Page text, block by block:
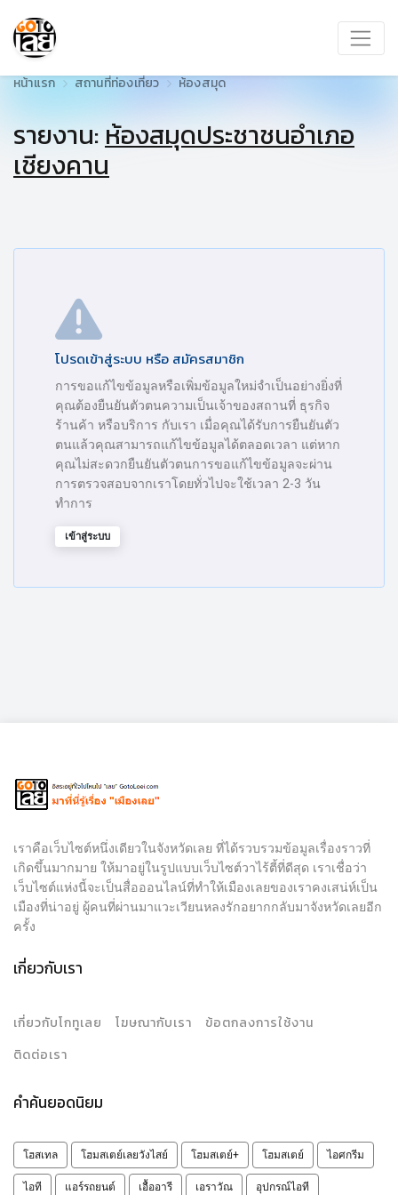
หน้าแรก สถานที่ท่องเที่ยว ห้องสมุด
รายงาน:ห้องสมุดประชาชนอำเภอ
เชียงคาน
โปรดเข้าสู่ระบบ หรือ สมัครสมาชิก
การขอแก้ไขข้อมูลหรือเพิ่มข้อมูลใหม่จำเป็นอย่างยิ่งที่
คุณต้องยืนยันตัวตนความเป็นเจ้าของสถานที่ ธุรกิจ
ร้านค้า หรือบริการ กับเรา เมื่อคุณได้รับการยืนยันตัว
ตนแล้วคุณสามารถแก้ไขข้อมูลได้ตลอดเวลา แต่หาก
คุณไม่สะดวกยืนยันตัวตนการขอแก้ไขข้อมูลจะผ่าน
การตรวจสอบจากเราโดยทั่วไปจะใช้เวลา 2-3 วัน
ทำการ
เข้าสู่ระบบ
เราคือเว็บไซต์หนึ่งเดียวในจังหวัดเลย ที่ได้รวบรวมข้อมูลเรื่องราวที่
เกิดขึ้นมากมาย ให้มาอยู่ในรูปแบบเว็บไซต์วาไร้ตี้ที่ดีสุด เราเชื่อว่า
เว็บไซต์แห่งนี้จะเป็นสื่อออนไลน์ที่ทำให้เมืองเลยของเราคงเสน่ห์เป็น
เมืองที่น่าอยู่ ผู้คนที่ผ่านมาแวะเวียนหลงรักอยากกลับมาจังหวัดเลยอีก
ครั้ง
เกี่ยวกับเรา
เกี่ยวกับโกทูเลย โฆษณากับเรา
ข้อตกลงการใช้งาน
ติดต่อเรา
คำค้นยอดนิยม
โฮสเทล โฮมสเตย์เลยวังไสย์ โฮมสเตย์+ โฮมสเตย์ ไอศกรีม
ไอที แอร์รถยนต์ เอื้ออารี เอราวัณ อุปกรณ์ไอที